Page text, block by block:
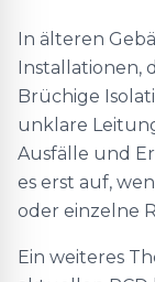
In älteren
Installationen,
Brüchige
unklare
Ausfälle und
es erst auf,
oder einzelne
Ein weiteres